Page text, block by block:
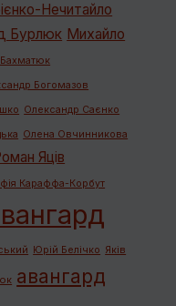
Нечитайло
Бурлюк Михайло
Богомазов
Олександр Саєнко
Олена Овчинникова
Яців
Караффа-Корбут
Юрій Белічко Яків
авангард